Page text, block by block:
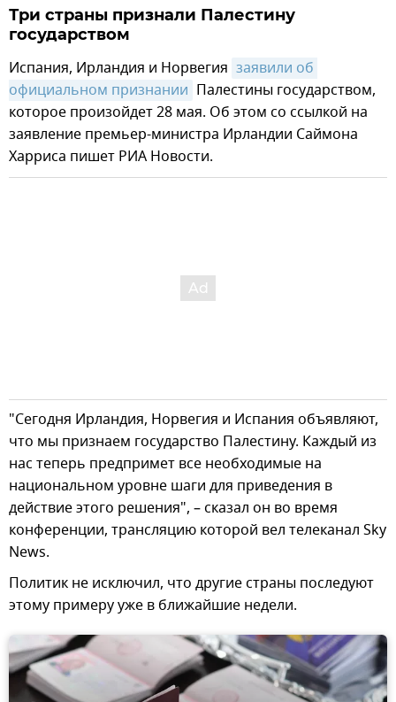
Три страны признали Палестину
государством
Испания, Ирландия и Норвегия заявили об
официальном признании Палестины государством,
которое произойдет 28 мая. Об этом со ссылкой на
заявление премьер-министра Ирландии Саймона
Харриса пишет РИА Новости.
"Сегодня Ирландия, Норвегия и Испания объявляют,
что мы признаем государство Палестину. Каждый из
нас теперь предпримет все необходимые на
национальном уровне шаги для приведения в
действие этого решения", – сказал он во время
конференции, трансляцию которой вел телеканал Sky
News.
Политик не исключил, что другие страны последуют
этому примеру уже в ближайшие недели.